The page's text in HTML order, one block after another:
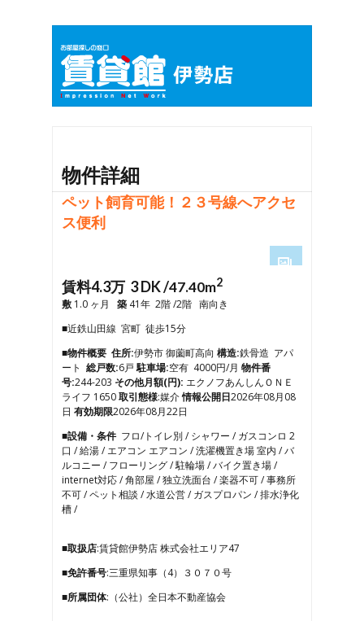
物件詳細
ペット飼育可能！２３号線へアクセ
ス便利
6
7
8
9
11
賃料4.3万 3 DK /47.40m2
敷 1.0 ヶ月 築 41年 2階 /2階 南向き
■近鉄山田線 宮町 徒歩15分
■物件概要 住所:伊勢市 御薗町高向 構造:鉄骨造 アパ
ート 総戸数:6戸駐車場:空有 4000円/月 物件番
号:244-203 その他月額(円): エクノフあんしんＯＮＥ
ライフ 1650取引態様:媒介情報公開日2026年08月08
日 有効期限2026年08月22日
■設備・条件 フロ/トイレ別 / シャワー / ガスコンロ 2
口 / 給湯 / エアコン エアコン / 洗濯機置き場 室内 / バ
ルコニー / フローリング / 駐輪場 / バイク置き場 /
internet対応 / 角部屋 / 独立洗面台 / 楽器不可 / 事務所
不可 / ペット相談 / 水道公営 / ガスプロパン / 排水浄化
槽 /
■取扱店:賃貸館伊勢店 株式会社エリア47
■免許番号:三重県知事（4）３０７０号
■所属団体:（公社）全日本不動産協会